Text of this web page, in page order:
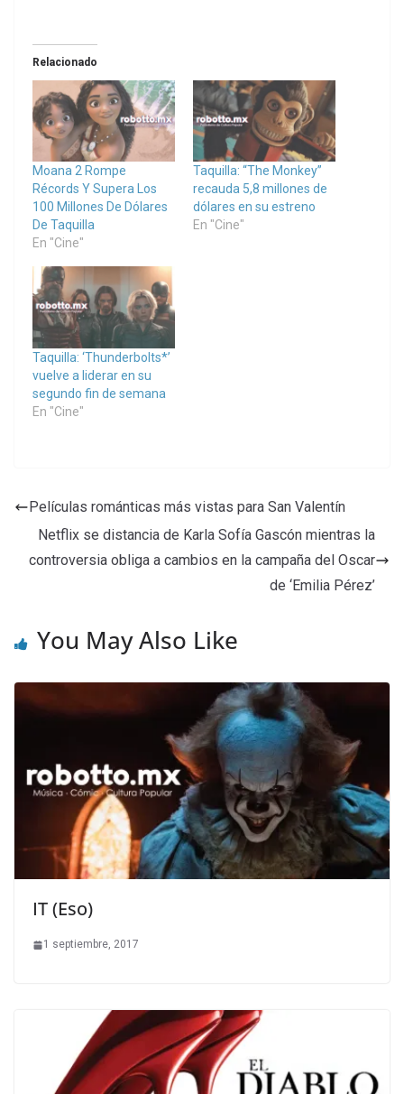
Relacionado
Moana 2 Rompe
Récords Y Supera Los
100 Millones De Dólares
De Taquilla
En "Cine"
Taquilla: “The Monkey”
recauda 5,8 millones de
dólares en su estreno
En "Cine"
Taquilla: ‘Thunderbolts*’
vuelve a liderar en su
segundo fin de semana
En "Cine"
Películas románticas más vistas para San Valentín
Netflix se distancia de Karla Sofía Gascón mientras la
controversia obliga a cambios en la campaña del Oscar
de ‘Emilia Pérez’
You May Also Like
IT (Eso)
1 septiembre, 2017